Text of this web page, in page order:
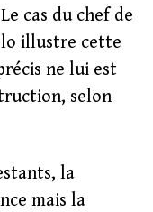
cas du chef de
illustre cette
ne lui est
selon
la
mais la